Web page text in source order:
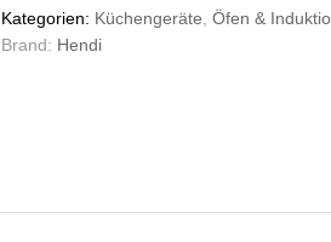
Line,
Induktionskocher,
230V/3500W,
Kategorien: Küchengeräte, Öfen &
Brand: Hendi